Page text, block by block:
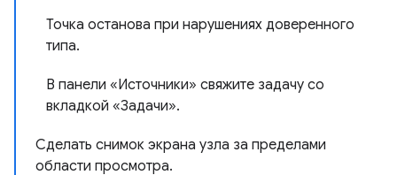
Точка останова при нарушениях доверенного
типа.
В панели «Источники» свяжите задачу со
вкладкой «Задачи».
Сделать снимок экрана узла за пределами
области просмотра.